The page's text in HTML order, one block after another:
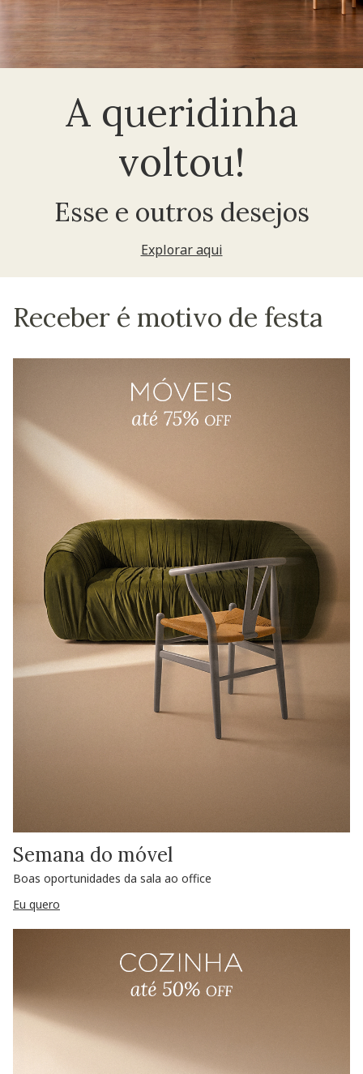
A queridinha
voltou!
Esse e outros desejos
Explorar aqui
Receber é motivo de festa
Semana do móvel
Boas oportunidades da sala ao office
Eu quero